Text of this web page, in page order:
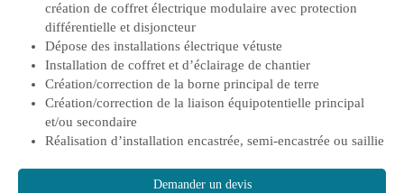
création de coffret électrique modulaire avec protection
différentielle et disjoncteur
Dépose des installations électrique vétuste
Installation de coffret et d’éclairage de chantier
Création/correction de la borne principal de terre
Création/correction de la liaison équipotentielle principal
et/ou secondaire
Réalisation d’installation encastrée, semi-encastrée ou saillie
Demander un devis